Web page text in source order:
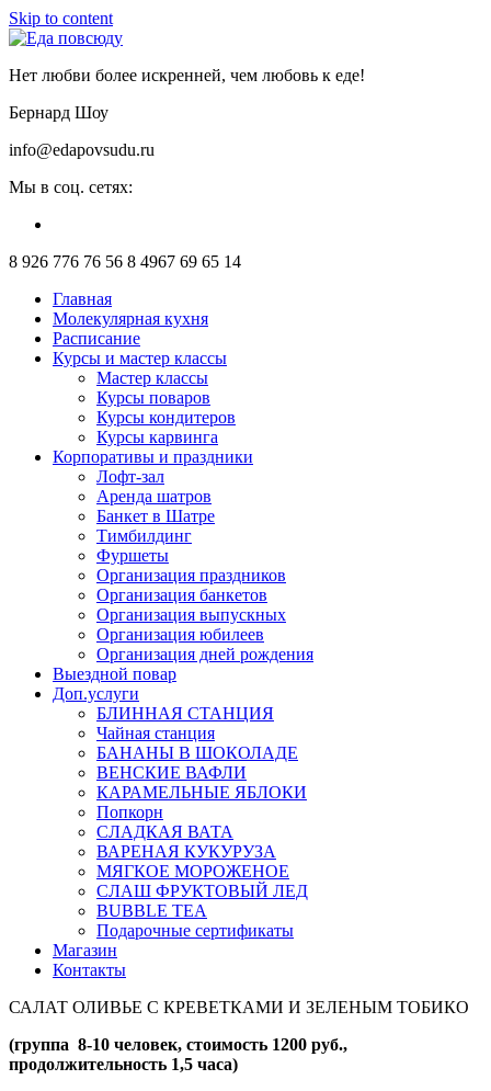
Skip to content
Нет любви более искренней, чем любовь к еде!
Бернард Шоу
info@edapovsudu.ru
Мы в соц. сетях:
8 926 776 76 56 8 4967 69 65 14
Главная
Молекулярная кухня
Расписание
Курсы и мастер классы
Мастер классы
Курсы поваров
Курсы кондитеров
Курсы карвинга
Корпоративы и праздники
Лофт-зал
Аренда шатров
Банкет в Шатре
Тимбилдинг
Фуршеты
Организация праздников
Организация банкетов
Организация выпускных
Организация юбилеев
Организация дней рождения
Выездной повар
Доп.услуги
БЛИННАЯ СТАНЦИЯ
Чайная станция
БАНАНЫ В ШОКОЛАДЕ
ВЕНСКИЕ ВАФЛИ
КАРАМЕЛЬНЫЕ ЯБЛОКИ
Попкорн
СЛАДКАЯ ВАТА
ВАРЕНАЯ КУКУРУЗА
МЯГКОЕ МОРОЖЕНОЕ
СЛАШ ФРУКТОВЫЙ ЛЕД
BUBBLE TEA
Подарочные сертификаты
Магазин
Контакты
САЛАТ ОЛИВЬЕ С КРЕВЕТКАМИ И ЗЕЛЕНЫМ ТОБИКО
(группа 8-10 человек, стоимость 1200 руб.,
продолжительность 1,5 часа)